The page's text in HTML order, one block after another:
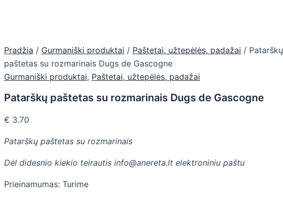
Pradžia / Gurmaniški produktai / Paštetai, užtepėlės, padažai / Patarškų
paštetas su rozmarinais Dugs de Gascogne
Gurmaniški produktai, Paštetai, užtepėlės, padažai
Patarškų paštetas su rozmarinais Dugs de Gascogne
€ 3.70
Patarškų paštetas su rozmarinais
Dėl didesnio kiekio teirautis info@anereta.lt elektroniniu paštu
Prieinamumas: Turime